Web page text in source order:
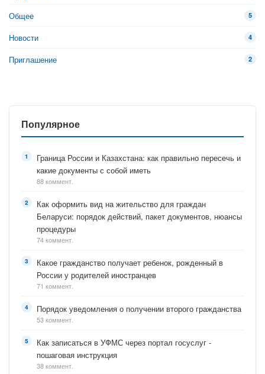
Общее 5
Новости 4
Приглашение 2
Популярное
Граница России и Казахстана: как правильно пересечь и
какие документы с собой иметь
88 коммент.
Как оформить вид на жительство для граждан
Беларуси: порядок действий, пакет документов, нюансы
процедуры
74 коммент.
Какое гражданство получает ребенок, рожденный в
России у родителей иностранцев
71 коммент.
Порядок уведомления о получении второго гражданства
53 коммент.
Как записаться в УФМС через портал госуслуг -
пошаговая инструкция
38 коммент.